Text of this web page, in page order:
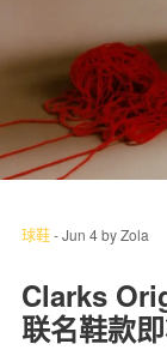
球鞋-Jun 4byZola
Clarks
联名鞋款